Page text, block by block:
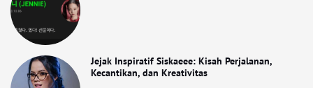
Jejak Inspiratif Siskaeee: Kisah Perjalanan,
Kecantikan, dan Kreativitas